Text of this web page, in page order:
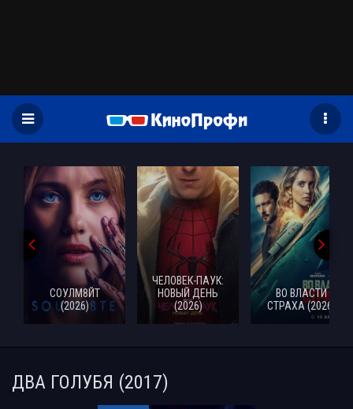
СОУЛМ8ЙТ
(2026)
ЧЕЛОВЕК-ПАУК:
НОВЫЙ ДЕНЬ
(2026)
ВО ВЛАСТИ
СТРАХА (2026)
ДВА ГОЛУБЯ (2017)